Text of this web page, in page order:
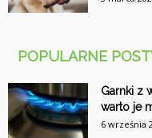
POPULARNE
Garnki z
warto je
6 września